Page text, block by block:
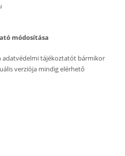
módosítása
adatvédelmi tájékoztatót bármikor
verziója mindig elérhető